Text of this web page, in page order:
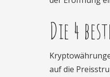
Die 4
auf die